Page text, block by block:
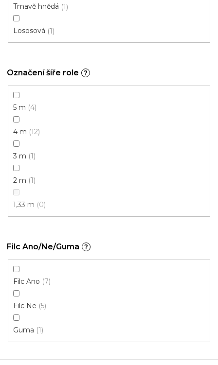
Tmavě hnědá 1
Lososová 1
Označení šíře role ?
5 m 4
4 m 12
3 m 1
2 m 1
1,33 m 0
Filc Ano/Ne/Guma ?
Filc Ano 7
Filc Ne 5
Guma 1
4 m
Koberec metráž DYNASTY /filc 45
Skladem externě, odesíláme do 2-3 dnů
246 Kč
4 m